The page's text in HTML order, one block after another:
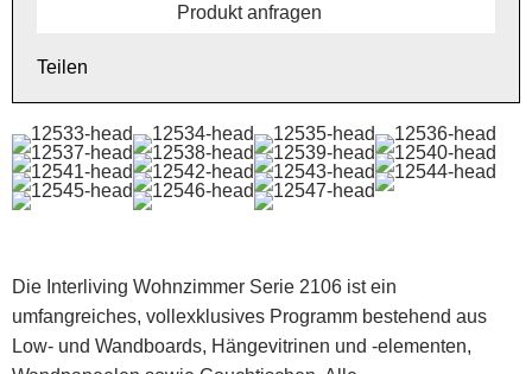
Die Interliving Wohnzimmer Serie 2106 ist ein
umfangreiches, vollexklusives Programm bestehend aus
Low- und Wandboards, Hängevitrinen und -elementen,
Produkt anfragen
Teilen